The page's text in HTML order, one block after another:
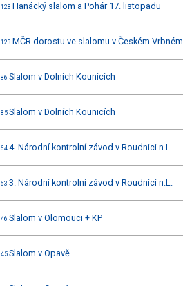
128 Hanácký slalom a Pohár 17. listopadu
123 MČR dorostu ve slalomu v Českém Vrbném
86 Slalom v Dolních Kounicích
85 Slalom v Dolních Kounicích
64 4. Národní kontrolní závod v Roudnici n.L.
63 3. Národní kontrolní závod v Roudnici n.L.
46 Slalom v Olomouci + KP
45 Slalom v Opavě